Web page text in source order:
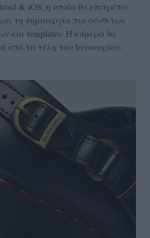
& iOS, η οποία θα επιτρέπει
τη δημιουργία πιο σύνθετων
και templates. Η κάμερα θα
από τα τέλη του Ιανουαρίου.